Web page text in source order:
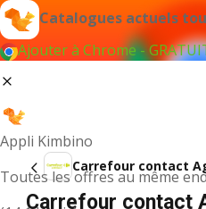
Catalogues actuels
Ajouter à Chrome -
Appli Kimbino
Toutes les offres au même
Carrefour contact
Carrefour contact